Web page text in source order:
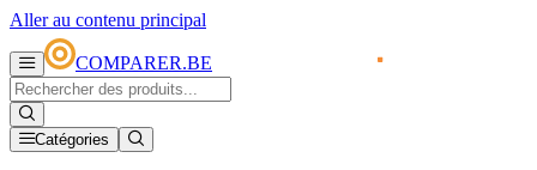
Aller au contenu principal
COMPARER.BE
Catégories